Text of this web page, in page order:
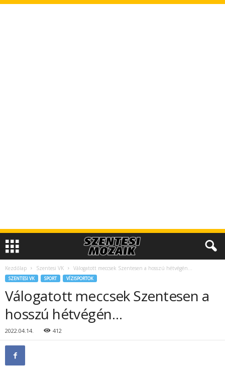
Kezdőlap Szentesi VK Válogatott meccsek Szentesen a hosszú hétvégén…
SZENTESI VK SPORT VÍZISPORTOK
Válogatott meccsek Szentesen a
hosszú hétvégén…
2022.04.14. 412